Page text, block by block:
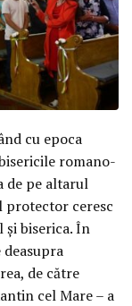
cu epoca
romano-
de pe altarul
protector ceresc
și biserica. În
de către
cel Mare – a